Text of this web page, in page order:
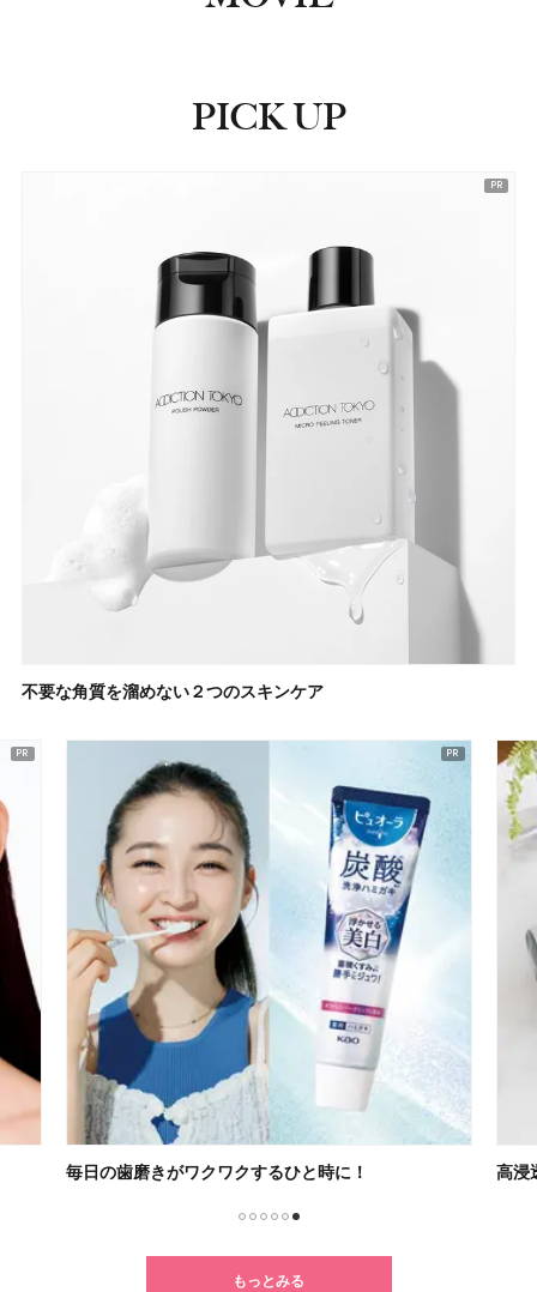
PICK UP
不要な角質を溜めない２つのスキンケア
毎日の歯磨きがワクワクするひと時に！ 高浸
もっとみる